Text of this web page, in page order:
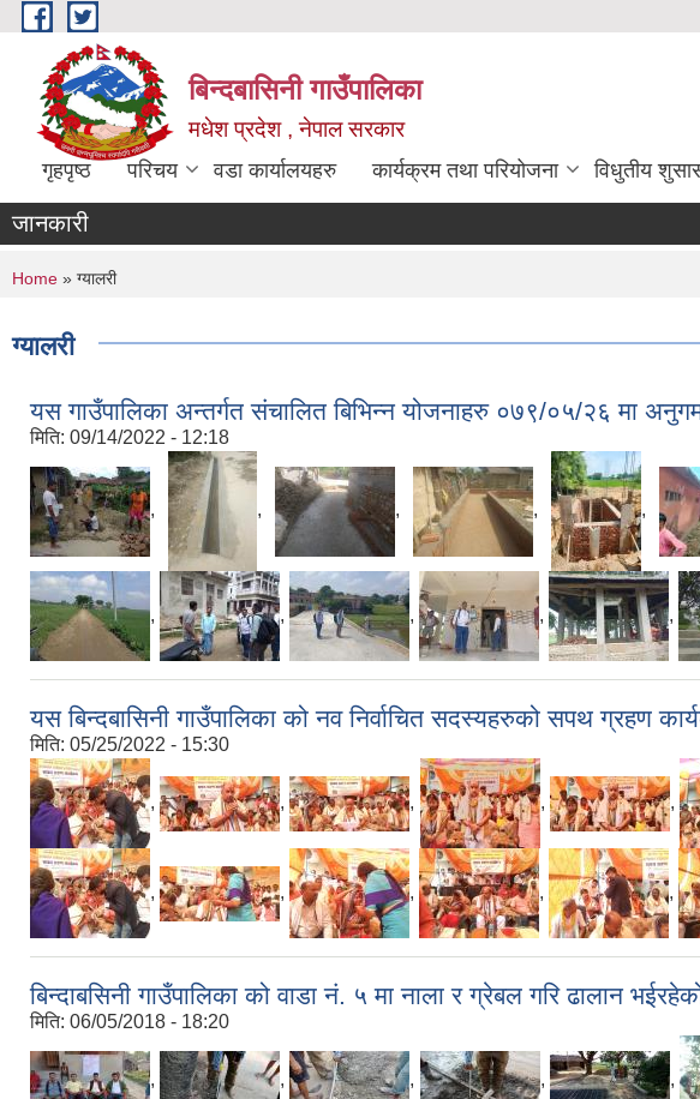
Skip to main content
बिन्दबासिनी गाउँपालिका
मधेश प्रदेश , नेपाल सरकार
गृहपृष्ठ परिचय वडा कार्यालयहरु कार्यक्रम तथा परियोजना विधुतीय
जानकारी
You are here
Home » ग्यालरी
ग्यालरी
यस गाउँपालिका अन्तर्गत संचालित बिभिन्न योजनाहरु ०७९/०५/२६ मा
मिति: 09/14/2022 - 12:18
, , , , ,
, , , , ,
यस बिन्दबासिनी गाउँपालिका को नव निर्वाचित सदस्यहरुको सपथ ग्रहण
मिति: 05/25/2022 - 15:30
, , , , ,
, , , , ,
बिन्दाबसिनी गाउँपालिका को वाडा नं. ५ मा नाला र ग्रेबल गरि ढालान
मिति: 06/05/2018 - 18:20
, , , , ,